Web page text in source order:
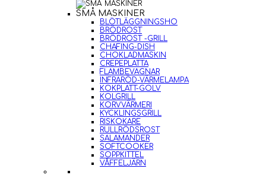
SMÅ MASKINER
BLÖTLÄGGNINGSHO
BRÖDROST
BRÖDROST -GRILL
CHAFING-DISH
CHOKLADMASKIN
CREPEPLATTA
FLAMBEVAGNAR
INFRARÖD-VÄRMELAMPA
KOKPLATT-GOLV
KOLGRILL
KORVVÄRMERI
KYCKLINGSGRILL
RISKOKARE
RULLRÖDSROST
SALAMANDER
SOFTCOOKER
SOPPKITTEL
VÅFFELJÄRN